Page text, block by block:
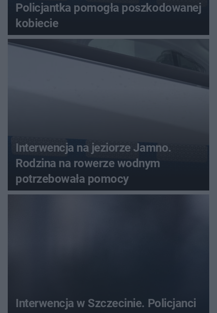
Policjantka pomogła poszkodowanej
kobiecie
Interwencja na jeziorze Jamno.
Rodzina na rowerze wodnym
potrzebowała pomocy
Interwencja w Szczecinie. Policjanci